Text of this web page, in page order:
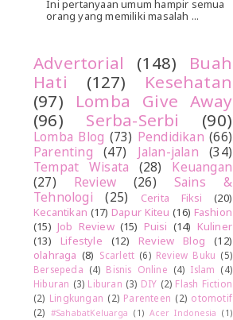
Ini pertanyaan umum hampir semua
orang yang memiliki masalah ...
Advertorial (148)
Buah
Hati
(127)
Kesehatan
(97)
Lomba Give Away
(96)
Serba-Serbi (90)
Lomba Blog (73) Pendidikan (66)
Parenting
(47) Jalan-jalan
(34)
Tempat Wisata
(28)
Keuangan
(27)
Review (26)
Sains &
Tehnologi
(25) Cerita Fiksi
(20)
Kecantikan (17) Dapur Kiteu (16) Fashion
(15) Job Review (15) Puisi (14) Kuliner
(13)
Lifestyle (12) Review Blog
(12)
olahraga (8) Scarlett (6) Review Buku (5)
Bersepeda (4) Bisnis Online (4) Islam (4)
Hiburan (3) Liburan (3) DIY (2) Flash Fiction
(2) Lingkungan (2) Parenteen (2) otomotif
(2) #SahabatKeluarga (1) Acer Indonesia
(1)